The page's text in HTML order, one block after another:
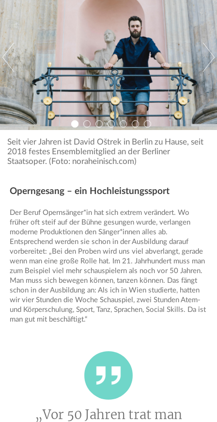
Seit vier Jahren ist David Oštrek in Berlin zu Hause, seit
2018 festes Ensemblemitglied an der Berliner
Staatsoper. (Foto: noraheinisch.com)
Operngesang – ein Hochleistungssport
Der Beruf Opernsänger*in hat sich extrem verändert. Wo
früher oft steif auf der Bühne gesungen wurde, verlangen
moderne Produktionen den Sänger*innen alles ab.
Entsprechend werden sie schon in der Ausbildung darauf
vorbereitet: „Bei den Proben wird uns viel abverlangt, gerade
wenn man eine große Rolle hat. Im 21. Jahrhundert muss man
zum Beispiel viel mehr schauspielern als noch vor 50 Jahren.
Man muss sich bewegen können, tanzen können. Das fängt
schon in der Ausbildung an: Als ich in Wien studierte, hatten
wir vier Stunden die Woche Schauspiel, zwei Stunden Atem-
und Körperschulung, Sport, Tanz, Sprachen, Social Skills. Da ist
man gut mit beschäftigt.“
„Vor 50 Jahren trat man